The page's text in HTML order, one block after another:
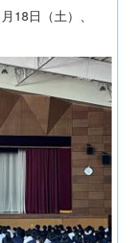
18日（土）、